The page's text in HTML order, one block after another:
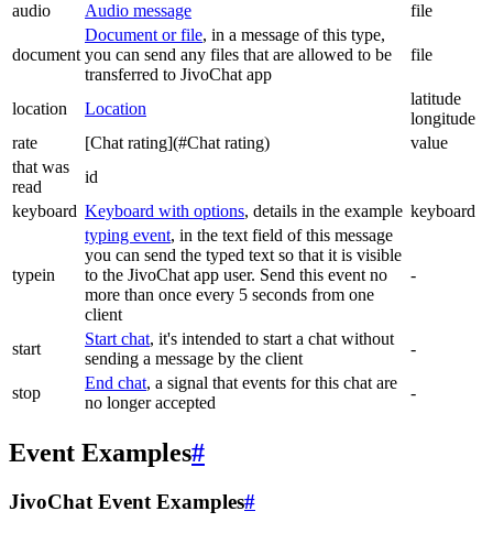
audio
Audio message file
document
Document or file, in a message of this type,
you can send any files that are allowed to be
transferred to JivoChat app
file
location Location
latitude
longitude
rate
[Chat rating](#Chat rating)
value
that was
read
id
keyboard Keyboard with options, details in the example keyboard
typein
typing event, in the text field of this message
you can send the typed text so that it is visible
to the JivoChat app user. Send this event no
more than once every 5 seconds from one
client
-
start
Start chat, it's intended to start a chat without
sending a message by the client
-
stop
End chat, a signal that events for this chat are
no longer accepted
-
Event Examples#
JivoChat Event Examples#